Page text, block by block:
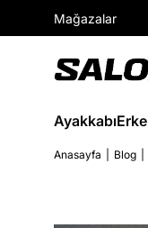
Mağazalar
Ayakkabı
Anasayfa Blog